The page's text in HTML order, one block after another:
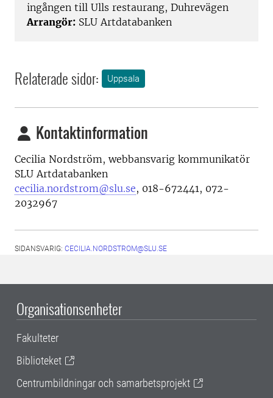
ingången till Ulls restaurang, Duhrevägen
Arrangör: SLU Artdatabanken
Relaterade sidor: Uppsala
Kontaktinformation
Cecilia Nordström, webbansvarig kommunikatör
SLU Artdatabanken
cecilia.nordstrom@slu.se, 018-672441, 072-
2032967
SIDANSVARIG: CECILIA.NORDSTROM@SLU.SE
Organisationsenheter
Fakulteter
Biblioteket
Centrumbildningar och samarbetsprojekt